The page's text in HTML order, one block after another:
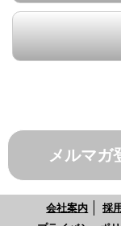
メルマガ
会社案内 採